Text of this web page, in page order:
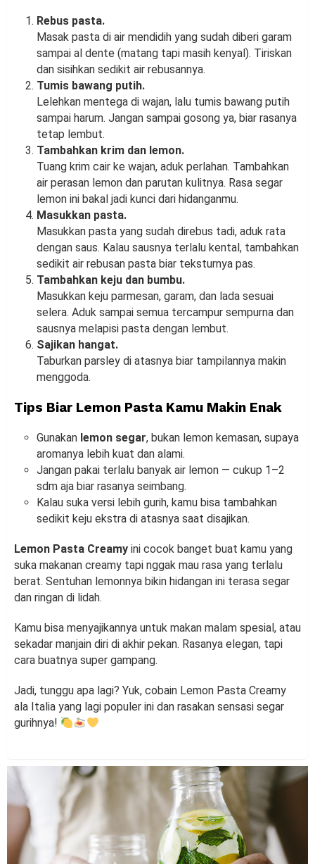
Rebus pasta.
Masak pasta di air mendidih yang sudah diberi garam
sampai al dente (matang tapi masih kenyal). Tiriskan
dan sisihkan sedikit air rebusannya.
Tumis bawang putih.
Lelehkan mentega di wajan, lalu tumis bawang putih
sampai harum. Jangan sampai gosong ya, biar rasanya
tetap lembut.
Tambahkan krim dan lemon.
Tuang krim cair ke wajan, aduk perlahan. Tambahkan
air perasan lemon dan parutan kulitnya. Rasa segar
lemon ini bakal jadi kunci dari hidanganmu.
Masukkan pasta.
Masukkan pasta yang sudah direbus tadi, aduk rata
dengan saus. Kalau sausnya terlalu kental, tambahkan
sedikit air rebusan pasta biar teksturnya pas.
Tambahkan keju dan bumbu.
Masukkan keju parmesan, garam, dan lada sesuai
selera. Aduk sampai semua tercampur sempurna dan
sausnya melapisi pasta dengan lembut.
Sajikan hangat.
Taburkan parsley di atasnya biar tampilannya makin
menggoda.
Tips Biar Lemon Pasta Kamu Makin Enak
Gunakan lemon segar, bukan lemon kemasan, supaya
aromanya lebih kuat dan alami.
Jangan pakai terlalu banyak air lemon — cukup 1–2
sdm aja biar rasanya seimbang.
Kalau suka versi lebih gurih, kamu bisa tambahkan
sedikit keju ekstra di atasnya saat disajikan.
Lemon Pasta Creamy ini cocok banget buat kamu yang
suka makanan creamy tapi nggak mau rasa yang terlalu
berat. Sentuhan lemonnya bikin hidangan ini terasa segar
dan ringan di lidah.
Kamu bisa menyajikannya untuk makan malam spesial, atau
sekadar manjain diri di akhir pekan. Rasanya elegan, tapi
cara buatnya super gampang.
Jadi, tunggu apa lagi? Yuk, cobain Lemon Pasta Creamy
ala Italia yang lagi populer ini dan rasakan sensasi segar
gurihnya!